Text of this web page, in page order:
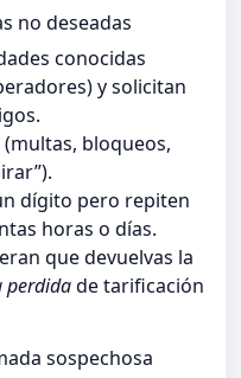
no deseadas
conocidas
y solicitan
(multas, bloqueos,
dígito pero repiten
horas o días.
que devuelvas la
perdidade tarificación
sospechosa